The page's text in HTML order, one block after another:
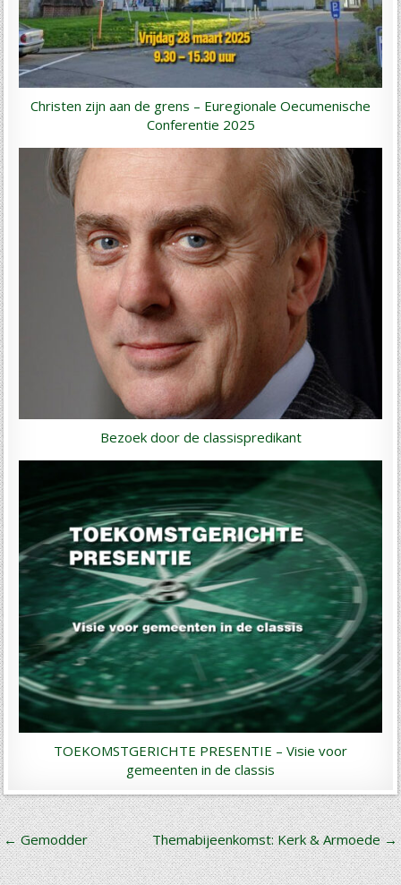
Christen zijn aan de grens – Euregionale Oecumenische
Conferentie 2025
Bezoek door de classispredikant
TOEKOMSTGERICHTE PRESENTIE – Visie voor
gemeenten in de classis
Bericht
navigatie
← Gemodder Themabijeenkomst: Kerk & Armoede →